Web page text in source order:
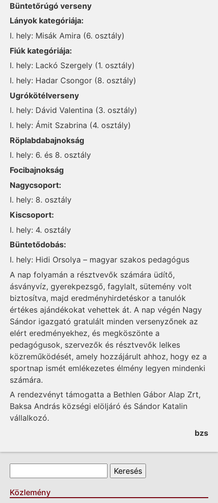
Büntetőrúgó verseny
Lányok kategóriája:
I. hely: Misák Amira (6. osztály)
Fiúk kategóriája:
I. hely: Lackó Szergely (1. osztály)
I. hely: Hadar Csongor (8. osztály)
Ugrókötélverseny
I. hely: Dávid Valentina (3. osztály)
I. hely: Ámit Szabrina (4. osztály)
Röplabdabajnokság
I. hely: 6. és 8. osztály
Focibajnokság
Nagycsoport:
I. hely: 8. osztály
Kiscsoport:
I. hely: 4. osztály
Büntetődobás:
I. hely: Hidi Orsolya – magyar szakos pedagógus
A nap folyamán a résztvevők számára üdítő,
ásványvíz, gyerekpezsgő, fagylalt, sütemény volt
biztosítva, majd eredményhirdetéskor a tanulók
értékes ajándékokat vehettek át. A nap végén Nagy
Sándor igazgató gratulált minden versenyzőnek az
elért eredményekhez, és megköszönte a
pedagógusok, szervezők és résztvevők lelkes
közreműködését, amely hozzájárult ahhoz, hogy ez a
sportnap ismét emlékezetes élmény legyen mindenki
számára.
A rendezvényt támogatta a Bethlen Gábor Alap Zrt,
Baksa András községi elöljáró és Sándor Katalin
vállalkozó.
bzs
Keresés űrlap
Keresés
Közlemény